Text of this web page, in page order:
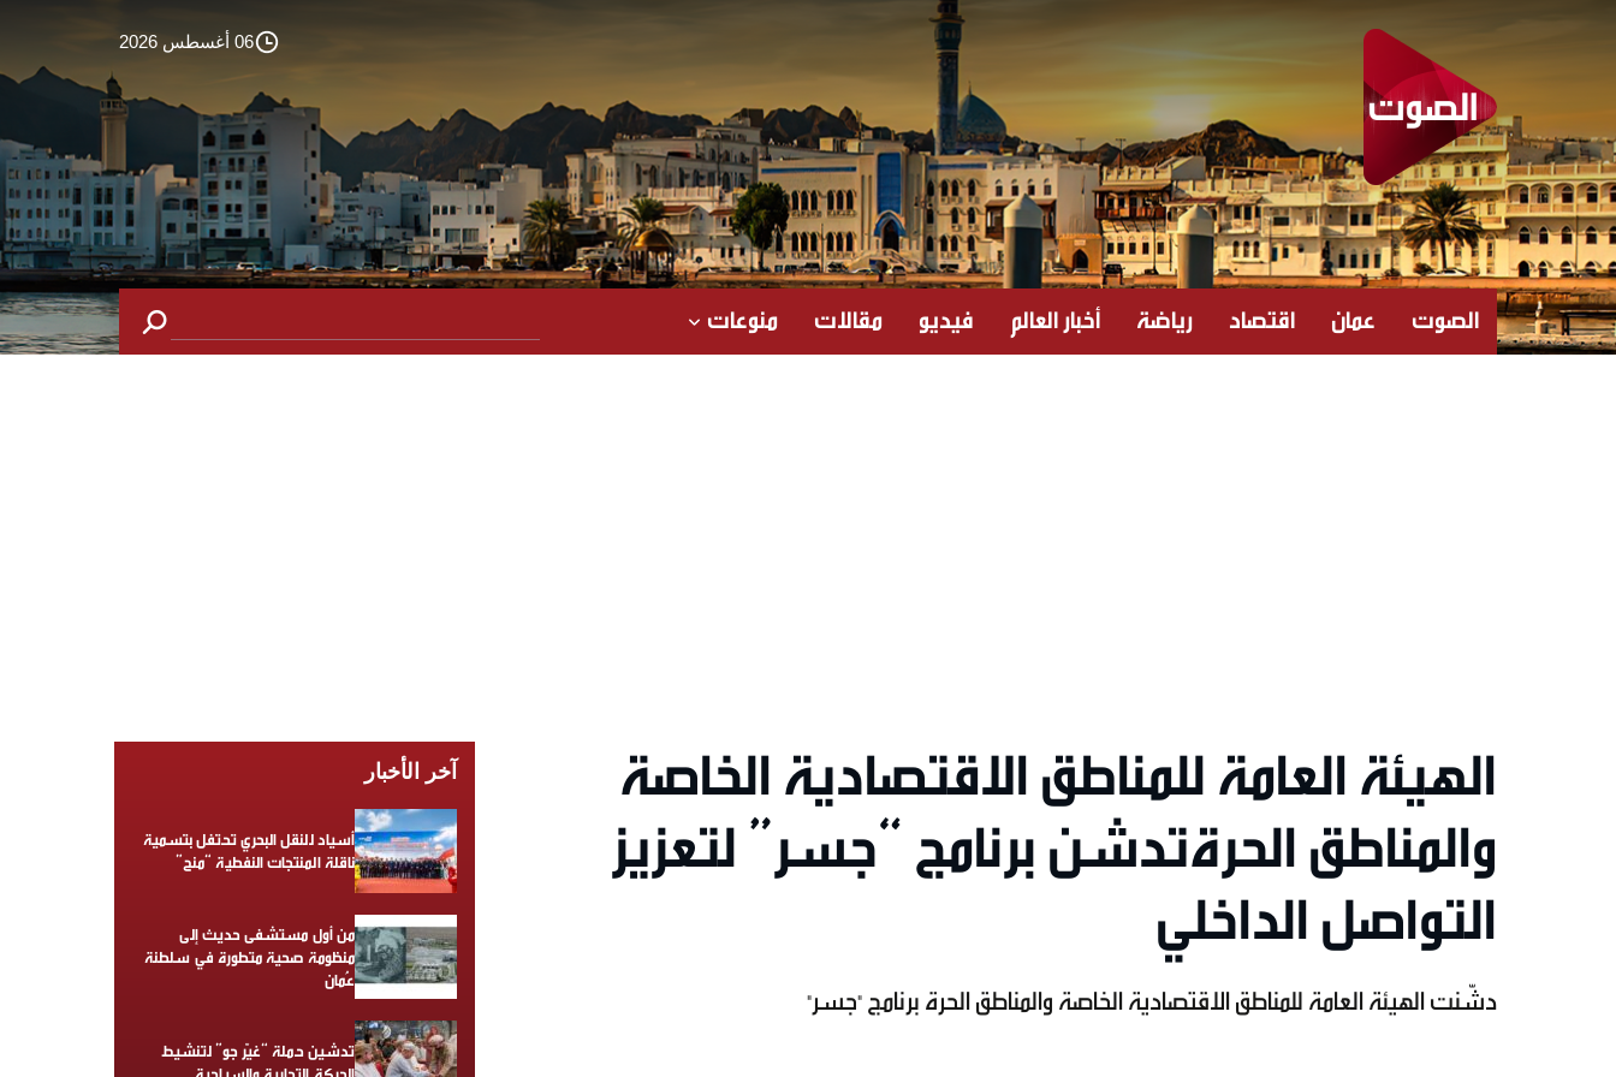
06 أغسطس 2026
الصوت عمان اقتصاد رياضة أخبار العالم فيديو مقالات منوعات
الهيئة العامة للمناطق الاقتصادية الخاصة
والمناطق الحرةتدشن برنامج “جسر” لتعزيز
التواصل الداخلي
دشّنت الهيئة العامة للمناطق الاقتصادية الخاصة والمناطق الحرة برنامج "جسر"
آخر الأخبار
أسياد للنقل البحري تحتفل بتسمية
ناقلة المنتجات النفطية “منح”
من أول مستشفى حديث إلى
منظومة صحية متطورة في سلطنة
عُمان
تدشين حملة “غيّر جو” لتنشيط